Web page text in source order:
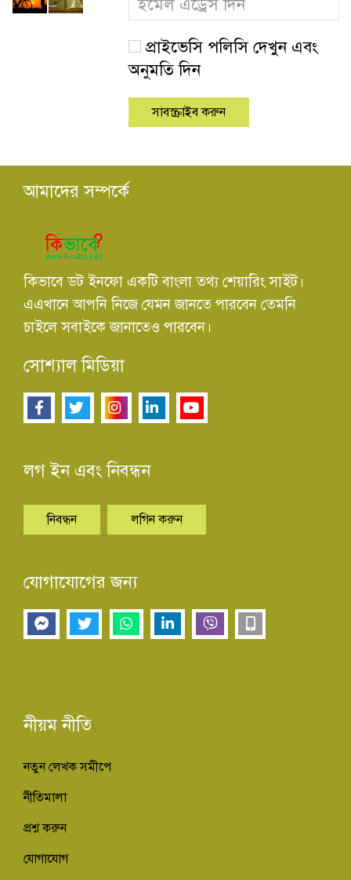
প্রাইভেসি পলিসি দেখুন এবং
অনুমতি দিন
আমাদের সম্পর্কে
কিভাবে ডট ইনফো একটি বাংলা তথ্য শেয়ারিং সাইট।
এএখানে আপনি নিজে যেমন জানতে পারবেন তেমনি
চাইলে সবাইকে জানাতেও পারবেন।
সোশ্যাল মিডিয়া
লগ ইন এবং নিবন্ধন
নিবন্ধন লগিন করুন
যোগাযোগের জন্য
নীয়ম নীতি
নতুন লেখক সমীপে
নীতিমালা
প্রশ্ন করুন
যোগাযোগ